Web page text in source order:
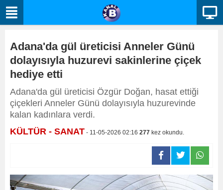
Adana'da gül üreticisi Anneler Günü
dolayısıyla huzurevi sakinlerine çiçek
hediye etti
Adana'da gül üreticisi Özgür Doğan, hasat ettiği
çiçekleri Anneler Günü dolayısıyla huzurevinde
kalan kadınlara verdi.
KÜLTÜR - SANAT - 11-05-2026 02:16 277 kez okundu.